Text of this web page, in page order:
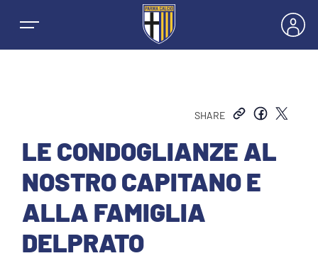
NEWS
SQUADRE
PRIMA SQUADRA MASCHILE
STAGIONE
SHARE
LE CONDOGLIANZE AL
NOSTRO CAPITANO E
ALLA FAMIGLIA
DELPRATO